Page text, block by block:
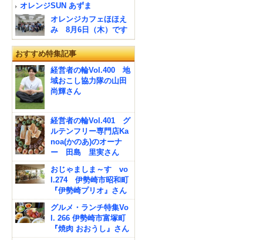
オレンジSUN あずま
オレンジカフェほほえ
み 8月6日（木）です
おすすめ特集記事
経営者の輪Vol.400 地
域おこし協力隊の山田
尚輝さん
経営者の輪Vol.401 グ
ルテンフリー専門店Ka
noa(かのあ)のオーナ
ー 田島 里実さん
おじゃましま～す vo
l.274 伊勢崎市昭和町
『伊勢崎プリオ』さん
グルメ・ランチ特集Vo
l. 266 伊勢崎市富塚町
『焼肉 おおうし』さん